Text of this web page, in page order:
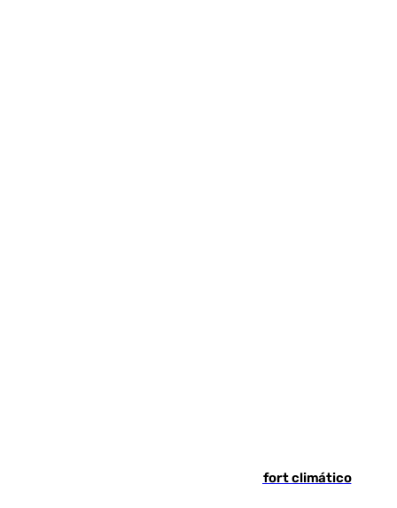
Málaga contabiliza 148 zonas de confort climático